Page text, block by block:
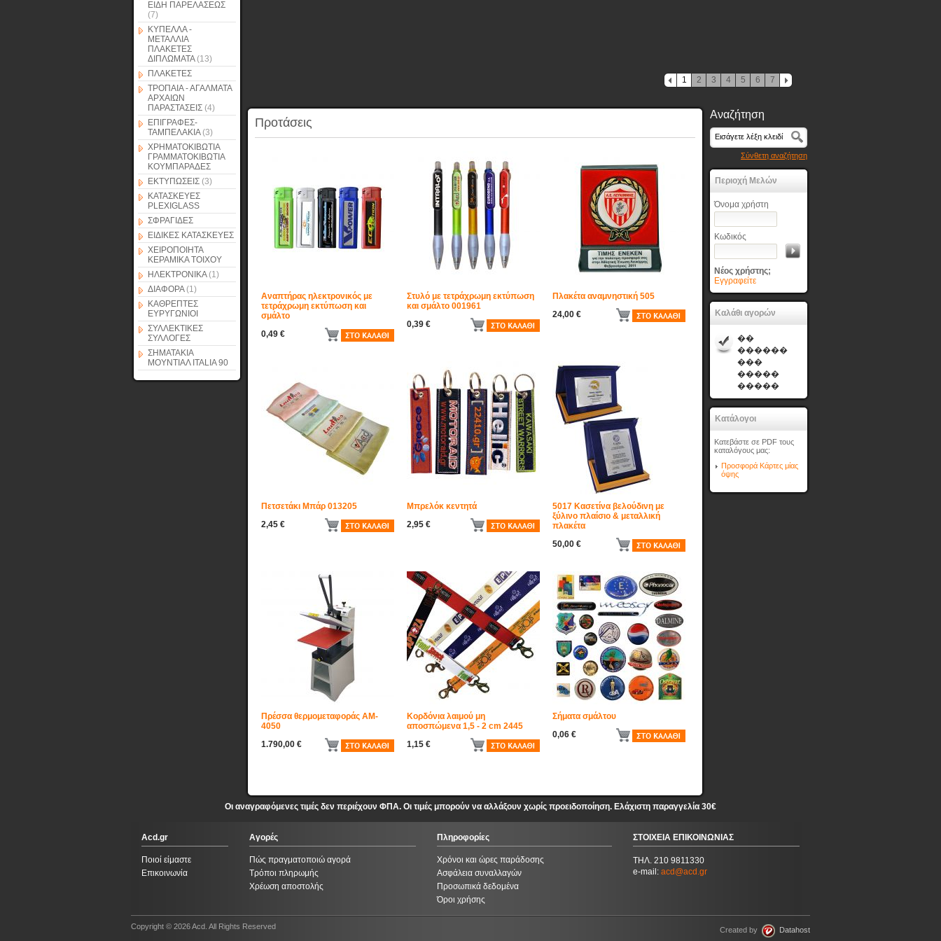
ΕΙΔΗ ΠΑΡΕΛΑΣΕΩΣ
(7)
ΚΥΠΕΛΛΑ -
ΜΕΤΑΛΛΙΑ
ΠΛΑΚΕΤΕΣ
ΔΙΠΛΩΜΑΤΑ(13)
ΠΛΑΚΕΤΕΣ
ΤΡΟΠΑΙΑ - ΑΓΑΛΜΑΤΑ
ΑΡΧΑΙΩΝ
ΠΑΡΑΣΤΑΣΕΙΣ (4)
ΕΠΙΓΡΑΦΕΣ-
ΤΑΜΠΕΛΑΚΙΑ(3)
ΧΡΗΜΑΤΟΚΙΒΩΤΙΑ
ΓΡΑΜΜΑΤΟΚΙΒΩΤΙΑ
ΚΟΥΜΠΑΡΑΔΕΣ
ΕΚΤΥΠΩΣΕΙΣ (3)
ΚΑΤΑΣΚΕΥΕΣ
PLEXIGLASS
ΣΦΡΑΓΙΔΕΣ
ΕΙΔΙΚΕΣ ΚΑΤΑΣΚΕΥΕΣ
ΧΕΙΡΟΠΟΙΗΤΑ
ΚΕΡΑΜΙΚΑ ΤΟΙΧΟΥ
ΗΛΕΚΤΡΟΝΙΚΑ(1)
ΔΙΑΦΟΡΑ(1)
ΚΑΘΡΕΠΤΕΣ
ΕΥΡΥΓΩΝΙΟΙ
ΣΥΛΛΕΚΤΙΚΕΣ
ΣΥΛΛΟΓΕΣ
ΣΗΜΑΤΑΚΙΑ
ΜΟΥΝΤΙΑΛ ITALIA 90
1 2 3 4 5 6 7
Προτάσεις
Αναπτήρας ηλεκτρονικός με
τετράχρωμη εκτύπωση και
σμάλτο
0,49 €
Στυλό με τετράχρωμη εκτύπωση
και σμάλτο 001961
0,39 €
Πλακέτα αναμνηστική 505
24,00 €
Πετσετάκι Μπάρ 013205
2,45 €
Μπρελόκ κεντητά
2,95 €
5017 Κασετίνα βελούδινη με
ξύλινο πλαίσιο & μεταλλική
πλακέτα
50,00 €
Πρέσσα θερμομεταφοράς AM-
4050
1.790,00 €
Κορδόνια λαιμού μη
αποσπώμενα 1,5 - 2 cm 2445
1,15 €
Σήματα σμάλτου
0,06 €
Αναζήτηση
Σύνθετη αναζήτηση
Περιοχή Μελών
Όνομα χρήστη
Κωδικός
Νέος χρήστης;
Εγγραφείτε
Καλάθι αγορών
��
������
���
�����
�����
Κατάλογοι
Κατεβάστε σε PDF τους
καταλόγους μας:
Προσφορά Κάρτες μίας
όψης
Οι αναγραφόμενες τιμές δεν περιέχουν ΦΠΑ. Οι τιμές μπορούν να αλλάξουν χωρίς προειδοποίηση. Ελάχιστη παραγγελία 30€
Acd.gr
Ποιοί είμαστε
Επικοινωνία
Αγορές
Πώς πραγματοποιώ αγορά
Τρόποι πληρωμής
Χρέωση αποστολής
Πληροφορίες
Χρόνοι και ώρες παράδοσης
Ασφάλεια συναλλαγών
Προσωπικά δεδομένα
Όροι χρήσης
ΣΤΟΙΧΕΙΑ ΕΠΙΚΟΙΝΩΝΙΑΣ
ΤΗΛ. 210 9811330
e-mail: acd@acd.gr
Copyright © 2026 Acd. All Rights Reserved Created by Datahost